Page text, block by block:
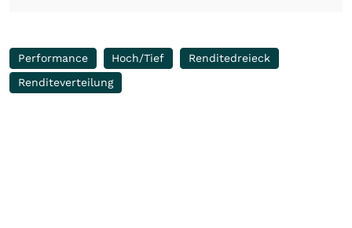
Performance Hoch/Tief
Renditedreieck
Renditeverteilung